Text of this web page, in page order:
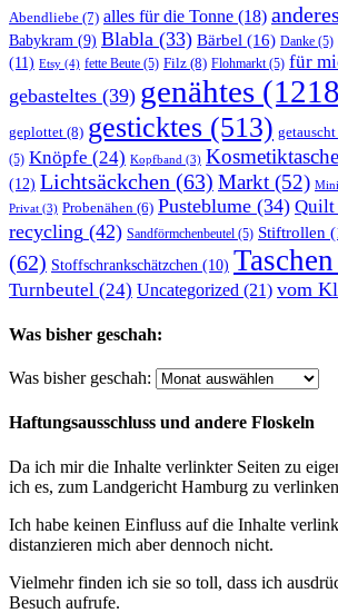
Abendliebe (7) alles für die Tonne (18) anderes
Babykram (9) Blabla (33) Bärbel (16) Danke (5)
(11) Etsy (4) fette Beute (5) Filz (8) Flohmarkt (5) für
gebasteltes (39) genähtes
geplottet (8) gesticktes (513) getauscht
(5) Knöpfe (24) Kopfband (3) Kosmetiktasche
(12) Lichtsäckchen (63) Markt (52)
Privat (3) Probenähen (6) Pusteblume (34) Quilt
recycling (42) Sandförmchenbeutel (5) Stiftrollen
(62) Stoffschrankschätzchen (10) Taschen
Turnbeutel (24) Uncategorized (21) vom
Was bisher geschah:
Was bisher geschah:
Haftungsausschluss und andere Floskeln
Da ich mir die Inhalte verlinkter Seiten zu
ich es, zum Landgericht Hamburg zu
Ich habe keinen Einfluss auf die Inhalte
distanzieren mich aber dennoch nicht.
Vielmehr finden ich sie so toll, dass ich
Besuch aufrufe.